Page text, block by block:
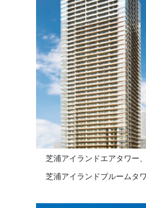
芝浦アイランドエアタワー、
芝浦アイランドブルームタ